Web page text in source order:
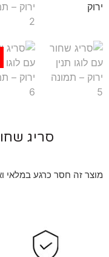
סריג שחור
זה חסר כרגע במלאי ואינו